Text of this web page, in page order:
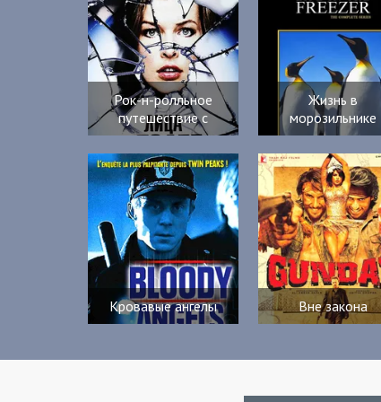
Рок-н-ролльное
путешествие с
Жизнь в
морозильнике
Кровавые ангелы Вне закона